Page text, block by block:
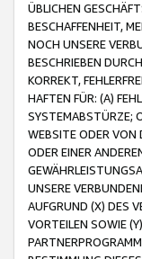
ÜBLICHEN
BESCHAFFENHEIT,
NOCH UNSERE
BESCHRIEBEN
KORREKT,
HAFTEN FÜR: (A)
SYSTEMABSTÜRZE;
WEBSITE ODER VON
ODER EINER
UNSERE
AUFGRUND (X) DES
VORTEILEN SOWIE